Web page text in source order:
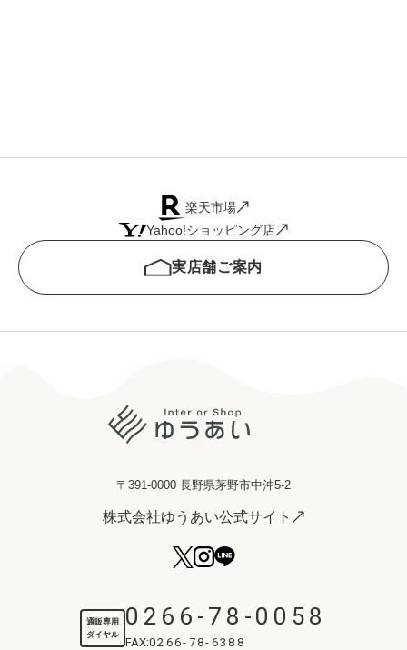
楽天市場
Yahoo!ショッピング店
実店舗ご案内
〒391-0000 長野県茅野市中沖5-2
株式会社ゆうあい公式サイト
通販専用
ダイヤル
0266-78-0058
FAX:0266-78-6388